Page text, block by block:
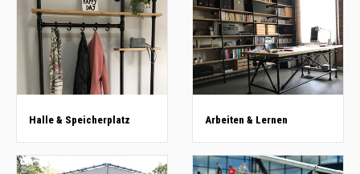
Halle & Speicherplatz Arbeiten & Lernen